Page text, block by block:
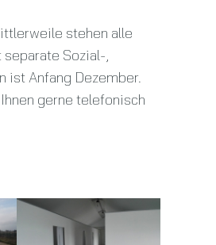
stehen alle
separate Sozial-,
ist Anfang Dezember.
gerne telefonisch